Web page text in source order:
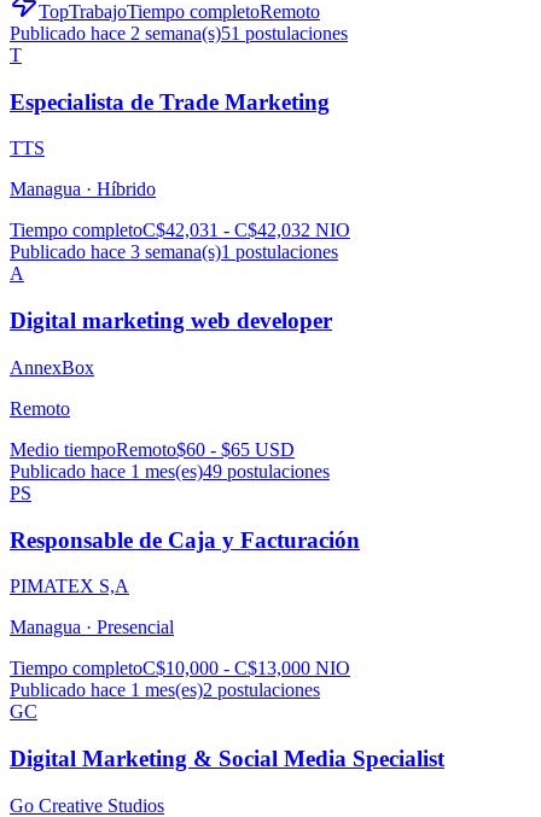
TopTrabajoTiempo completoRemoto
Publicado hace 2 semana(s)51 postulaciones
T
Especialista de Trade Marketing
TTS
Managua · Híbrido
Tiempo completoC$42,031 - C$42,032 NIO
Publicado hace 3 semana(s)1 postulaciones
A
Digital marketing web developer
AnnexBox
Remoto
Medio tiempoRemoto$60 - $65 USD
Publicado hace 1 mes(es)49 postulaciones
PS
Responsable de Caja y Facturación
PIMATEX S,A
Managua · Presencial
Tiempo completoC$10,000 - C$13,000 NIO
Publicado hace 1 mes(es)2 postulaciones
GC
Digital Marketing & Social Media Specialist
Go Creative Studios